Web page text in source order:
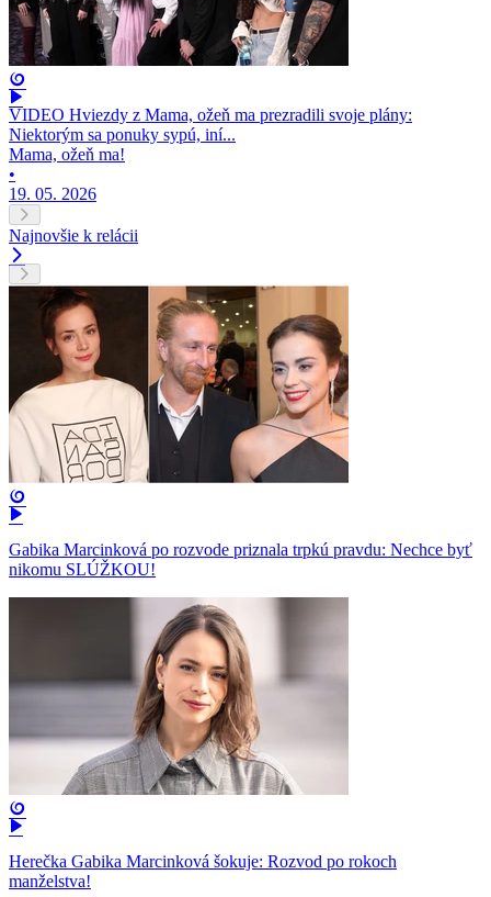
VIDEO Hviezdy z Mama, ožeň ma prezradili svoje plány:
Niektorým sa ponuky sypú, iní...
Mama, ožeň ma!
•
19. 05. 2026
Najnovšie k relácii
Gabika Marcinková po rozvode priznala trpkú pravdu: Nechce byť
nikomu SLÚŽKOU!
Herečka Gabika Marcinková šokuje: Rozvod po rokoch
manželstva!